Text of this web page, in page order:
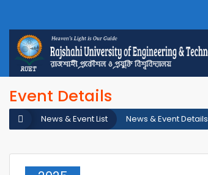
Event Details
News & Event Details
News & Event List